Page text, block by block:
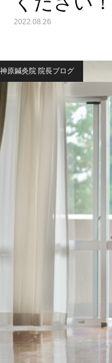
2022.08.26
神原鍼灸院 院長ブログ